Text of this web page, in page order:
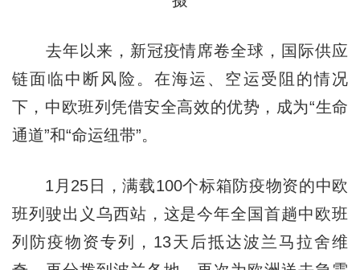
去年以来，新冠疫情席卷全球，国际供应
链面临中断风险。在海运、空运受阻的情况
下，中欧班列凭借安全高效的优势，成为“生命
通道”和“命运纽带”。
1月25日，满载100个标箱防疫物资的中欧
班列驶出义乌西站，这是今年全国首趟中欧班
列防疫物资专列，13天后抵达波兰马拉舍维